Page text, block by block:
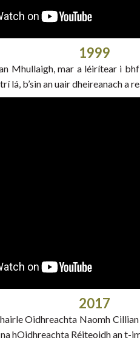
1999
Mhullaigh, mar a léirítear i
lá, b’sin an uair dheireanach
2017
Oidhreachta Naomh
hOidhreachta Réiteoidh an